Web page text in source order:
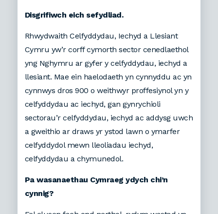
Disgrifiwch eich sefydliad.
Rhwydwaith Celfyddydau, Iechyd a Llesiant
Cymru yw’r corff cymorth sector cenedlaethol
yng Nghymru ar gyfer y celfyddydau, iechyd a
llesiant. Mae ein haelodaeth yn cynnyddu ac yn
cynnwys dros 900 o weithwyr proffesiynol yn y
celfyddydau ac iechyd, gan gynrychioli
sectorau’r celfyddydau, iechyd ac addysg uwch
a gweithio ar draws yr ystod lawn o ymarfer
celfyddydol mewn lleoliadau iechyd,
celfyddydau a chymunedol.
Pa wasanaethau Cymraeg ydych chi’n
cynnig?